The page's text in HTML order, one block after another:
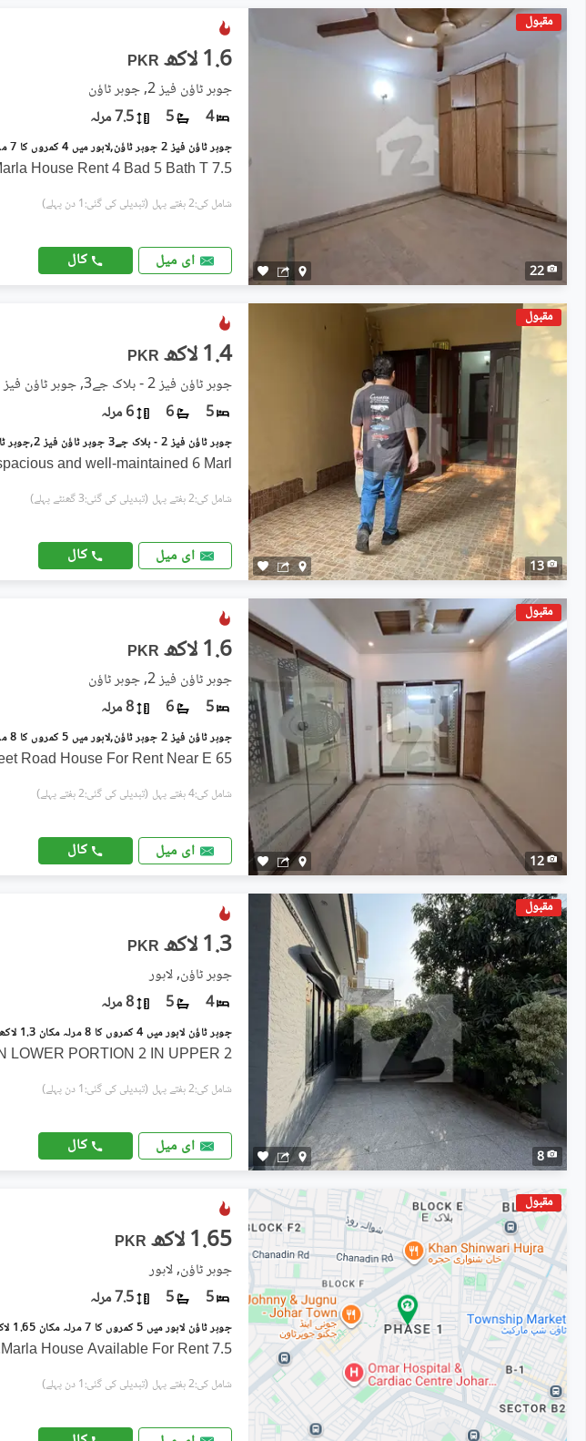
مقبول
22
PKR 1.6 لاکھ
جوہر ٹاؤن فیز 2, جوہر ٹاؤن
4
5 7.5 مرلہ
7.5 Marla House Rent 4 Bad 5 Bath T
شامل کی:2 ہفتے پہل (تبدیلی کی گئی:1 دن پہلے)
ای میل کال
مقبول
13
PKR 1.4 لاکھ
جوہر ٹاؤن فیز 2 - بلاک جے3, جوہر ٹاؤن فیز 2
5
6 6 مرلہ
and well-maintained 6 Marl
شامل کی:2 ہفتے پہل (تبدیلی کی گئی:3 گھنٹے پہلے)
ای میل کال
مقبول
12
PKR 1.6 لاکھ
جوہر ٹاؤن فیز 2, جوہر ٹاؤن
5
6 8 مرلہ
65 Feet Road House For Rent Near E
شامل کی:4 ہفتے پہل (تبدیلی کی گئی:2 ہفتے پہلے)
ای میل کال
مقبول
8
PKR 1.3 لاکھ
جوہر ٹاؤن, لاہور
4
5 8 مرلہ
2 BEDS IN LOWER PORTION 2 IN UPPER
شامل کی:2 ہفتے پہل (تبدیلی کی گئی:1 دن پہلے)
ای میل کال
مقبول
PKR 1.65 لاکھ
جوہر ٹاؤن, لاہور
5
5 7.5 مرلہ
7.5 Marla House Available For Rent.
شامل کی:2 ہفتے پہل (تبدیلی کی گئی:1 دن پہلے)